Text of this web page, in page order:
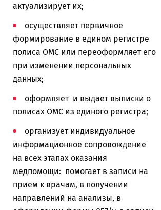
актуализирует их;
осуществляет первичное
формирование в едином регистре
полиса ОМС или переоформляет его
при изменении персональных
данных;
оформляет и выдает выписки о
полисах ОМС из единого регистра;
организует индивидуальное
информационное сопровождение
на всех этапах оказания
медпомощи: помогает в записи на
прием к врачам, в получении
направлений на анализы, в